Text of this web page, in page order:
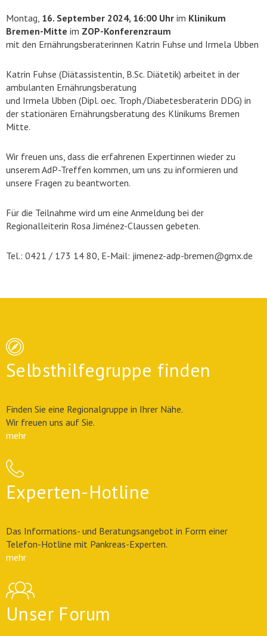
Montag, 16. September 2024, 16:00 Uhr im Klinikum
Bremen-Mitte im ZOP-Konferenzraum
mit den Ernährungsberaterinnen Katrin Fuhse und Irmela Ubben
Katrin Fuhse (Diätassistentin, B.Sc. Diätetik) arbeitet in der
ambulanten Ernährungsberatung
und Irmela Ubben (Dipl. oec. Troph./Diabetesberaterin DDG) in
der stationären Ernährungsberatung des Klinikums Bremen
Mitte.
Wir freuen uns, dass die erfahrenen Expertinnen wieder zu
unserem AdP-Treffen kommen, um uns zu informieren und
unsere Fragen zu beantworten.
Für die Teilnahme wird um eine Anmeldung bei der
Regionalleiterin Rosa Jiménez-Claussen gebeten.
Tel.: 0421 / 173 14 80, E-Mail: jimenez-adp-bremen@gmx.de
Selbsthilfegruppe finden
Finden Sie eine Regionalgruppe in Ihrer Nähe.
Wir freuen uns auf Sie.
mehr
Experten-Hotline
Das Informations- und Beratungsangebot in Form einer
Telefon-Hotline mit Pankreas-Experten.
mehr
Unser Forum